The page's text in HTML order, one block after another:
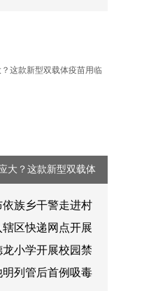
大？这款新型双载体
族乡干警走进村
区快递网点开展
小学开展校园禁
明列管后首例吸毒